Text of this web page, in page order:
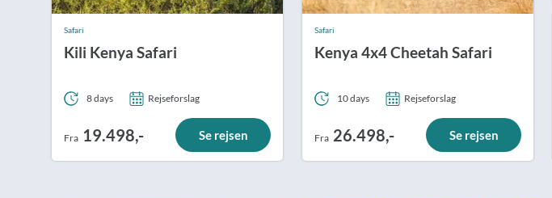
Safari
Kili Kenya Safari
8 days Rejseforslag
Fra 19.498,- Se rejsen
Safari
Kenya 4x4 Cheetah Safari
10 days Rejseforslag
Fra 26.498,- Se rejsen